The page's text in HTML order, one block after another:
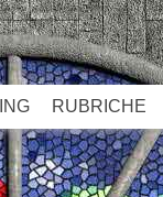
RUBRICHE